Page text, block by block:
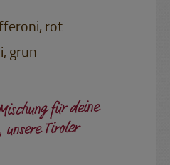
rot
grün
für deine
Tiroler